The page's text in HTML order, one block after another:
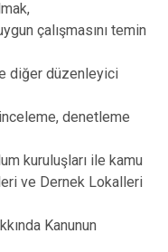
çalışmasını temin
diğer düzenleyici
denetleme
kuruluşları ile kamu
ve Dernek Lokalleri
Kanunun